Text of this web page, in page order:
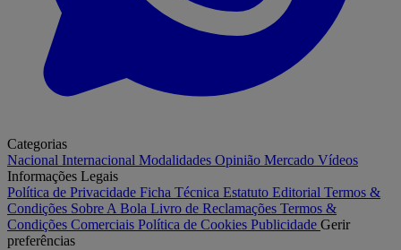
Categorias
Nacional Internacional Modalidades Opinião Mercado Vídeos
Informações Legais
Política de Privacidade Ficha Técnica Estatuto Editorial Termos &
Condições Sobre A Bola Livro de Reclamações Termos &
Condições Comerciais Política de Cookies Publicidade Gerir
preferências